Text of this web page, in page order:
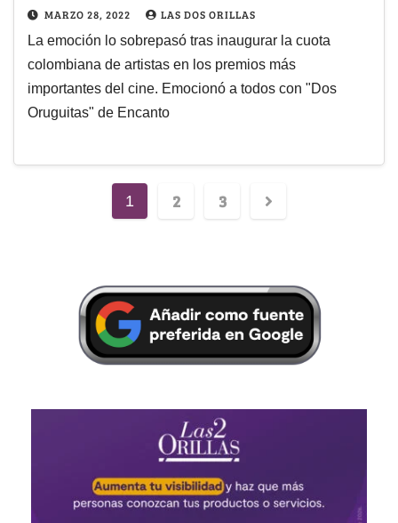
MARZO 28, 2022 LAS DOS ORILLAS
La emoción lo sobrepasó tras inaugurar la cuota
colombiana de artistas en los premios más
importantes del cine. Emocionó a todos con "Dos
Oruguitas" de Encanto
1 2 3